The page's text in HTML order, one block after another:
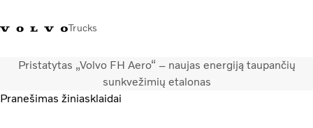
Trucks
+ 370 610 19991 Volvo Trucks parduotuvė PrisijungtiLietuva
Pristatytas „Volvo FH Aero“ – naujas energiją taupančių
sunkvežimių etalonas
Pranešimas žiniasklaidai